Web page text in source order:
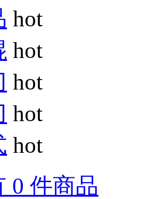
hot
hot
hot
hot
hot
0 件商品